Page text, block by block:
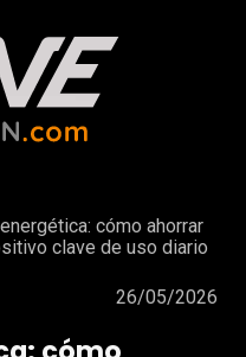
cómo ahorrar
clave de uso diario
26/05/2026